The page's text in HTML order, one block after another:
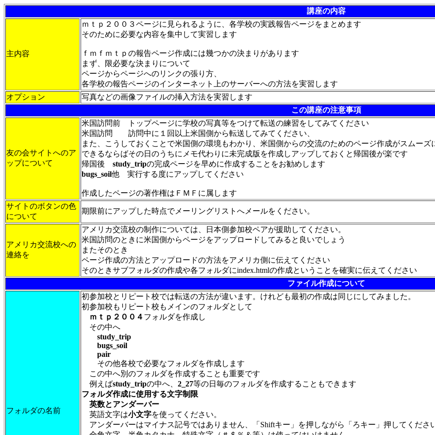
講座の内容
主内容
ｍｔｐ２００３ページに見られるように、各学校の実践報告ページをまとめます
そのために必要な内容を集中して実習します
ｆｍｆｍｔｐの報告ページ作成には幾つかの決まりがあります
まず、限必要な決まりについて
ページからページへのリンクの張り方、
各学校の報告ページのインターネット上のサーバーへの方法を実習します
オプション
写真などの画像ファイルの挿入方法を実習します
この講座の注意事項
友の会サイトへのア
ップについて
米国訪問前 トップページに学校の写真等をつけて転送の練習をしてみてください
米国訪問 訪問中に１回以上米国側から転送してみてください、
また、こうしておくことで米国側の環境もわかり、米国側からの交流のためのページ作成がスムー
できるならばその日のうちにメモ代わりに未完成版を作成しアップしておくと帰国後が楽です
帰国後 study_tripの完成ページを早めに作成することをお勧めします
bugs_soil他 実行する度にアップしてください
作成したページの著作権はＦＭＦに属します
サイトのボタンの色
について
期限前にアップした時点でメーリングリストへメールをください。
アメリカ交流校への
連絡を
アメリカ交流校の制作については、日本側参加校ペアが援助してください。
米国訪問のときに米国側からページをアップロードしてみると良いでしょう
またそのとき
ページ作成の方法とアップロードの方法をアメリカ側に伝えてください
そのときサブフォルダの作成や各フォルダにindex.htmlの作成ということを確実に伝えてください
ファイル作成について
フォルダの名前
初参加校とリピート校では転送の方法が違います。けれども最初の作成は同じにしてみました。
初参加校もリピート校もメインのフォルダとして
ｍｔｐ２００４ フォルダを作成し
その中へ
study_trip
bugs_soil
pair
その他各校で必要なフォルダを作成します
この中へ別のフォルダを作成することも重要です
例えばstudy_tripの中へ、 2_27等の日毎のフォルダを作成することもできます
フォルダ作成に使用する文字制限
英数とアンダーバー
英語文字は小文字を使ってください。
アンダーバーはマイナス記号ではありません、「Shiftキー」を押しながら「ろキー」押してくださ